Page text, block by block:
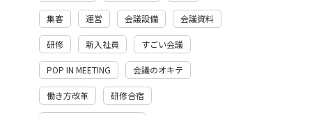
集客 運営 会議設備 会議資料
研修 新入社員 すごい会議
POP IN MEETING 会議のオキテ
働き方改革 研修合宿